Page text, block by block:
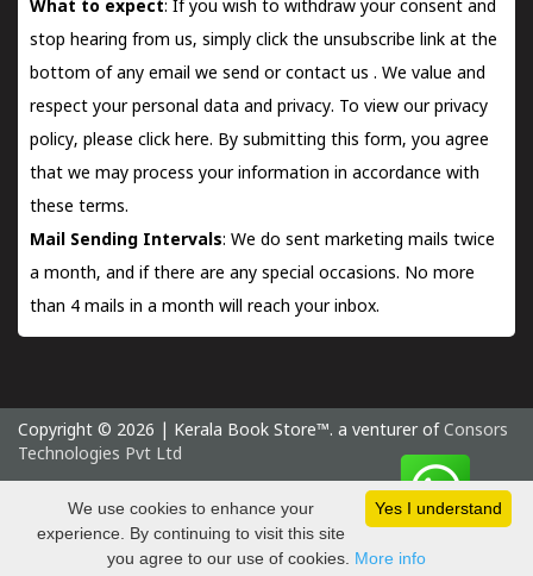
What to expect: If you wish to withdraw your consent and
stop hearing from us, simply click the unsubscribe link at the
bottom of any email we send orcontact us . We value and
respect your personal data and privacy. To view our privacy
policy, please click here. By submitting this form, you agree
that we may process your information in accordance with
these terms.
Mail Sending Intervals: We do sent marketing mails twice
a month, and if there are any special occasions. No more
than 4 mails in a month will reach your inbox.
Copyright © 2026 | Kerala Book Store™. a venturer of Consors
Technologies Pvt Ltd
Thursday 6 August, 2026 IST
Yes I understand
We use cookies to enhance your
experience. By continuing to visit this site
you agree to our use of cookies. More info